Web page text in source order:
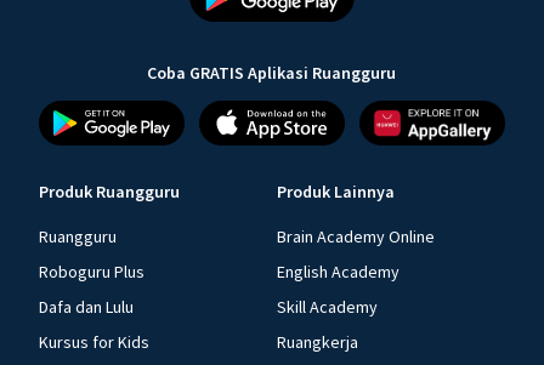
Coba GRATIS Aplikasi Ruangguru
Produk Ruangguru
Ruangguru
Roboguru Plus
Dafa dan Lulu
Kursus for Kids
Produk Lainnya
Brain Academy Online
English Academy
Skill Academy
Ruangkerja